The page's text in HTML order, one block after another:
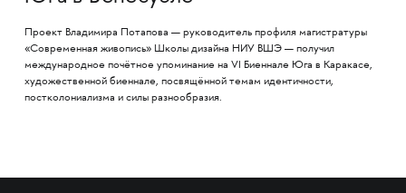
Проект Владимира Потапова — руководитель профиля магистратуры
«Современная живопись» Школы дизайна НИУ ВШЭ — получил
международное почётное упоминание на VI Биеннале Юга в Каракасе,
художественной биеннале, посвящённой темам идентичности,
постколониализма и силы разнообразия.